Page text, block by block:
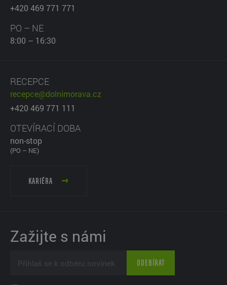
+420 469 771 771
PO – NE
8:00 – 16:30
RECEPCE
recepce@dolnimorava.cz
+420 469 771 111
OTEVÍRACÍ DOBA
non-stop
(PO – NE)
KARIÉRA
Zažijte s námi
ODEBÍRAT